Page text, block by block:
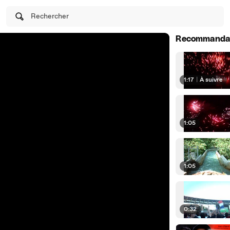
Rechercher
1:17 À suivre
1:05
1:05
0:32